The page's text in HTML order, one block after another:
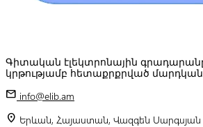
Գիտական էլեկտրոնային
կրթությամբ հետաքրքրված
mail info@elib.am
location_on Երևան, Հայաստան, Վազգեն Սարգսյան